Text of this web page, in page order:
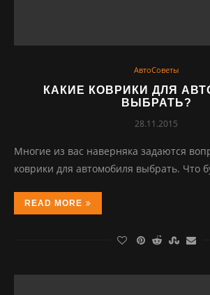
АвтоСоветы
КАКИЕ КОВРИКИ ДЛЯ
ВЫБРАТЬ?
28.11.2015
Многие из вас наверняка задаются
коврики для автомобиля выбрать. Что
READ MORE